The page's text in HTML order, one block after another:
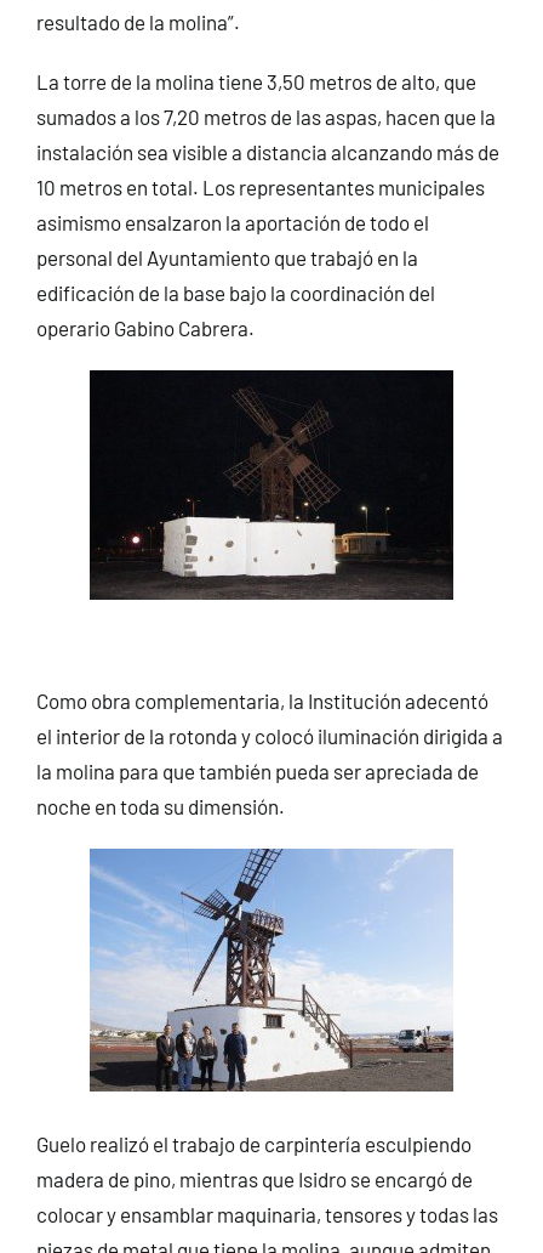
resultado de la molina”.
La torre de la molina tiene 3,50 metros de alto, que
sumados a los 7,20 metros de las aspas, hacen que la
instalación sea visible a distancia alcanzando más de
10 metros en total. Los representantes municipales
asimismo ensalzaron la aportación de todo el
personal del Ayuntamiento que trabajó en la
edificación de la base bajo la coordinación del
operario Gabino Cabrera.
Como obra complementaria, la Institución adecentó
el interior de la rotonda y colocó iluminación dirigida a
la molina para que también pueda ser apreciada de
noche en toda su dimensión.
Guelo realizó el trabajo de carpintería esculpiendo
madera de pino, mientras que Isidro se encargó de
colocar y ensamblar maquinaria, tensores y todas las